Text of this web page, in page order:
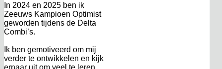
In 2024 en 2025 ben ik
Zeeuws Kampioen Optimist
geworden tijdens de Delta
Combi’s.
Ik ben gemotiveerd om mij
verder te ontwikkelen en kijk
ernaar uit om veel te leren